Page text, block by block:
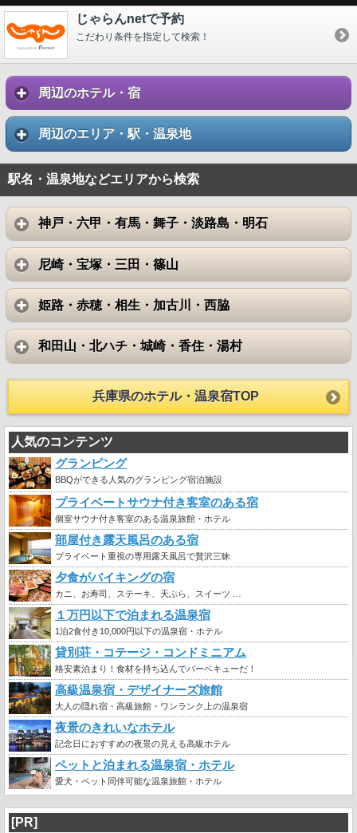
じゃらんnetで予約
こだわり条件を指定して検索！
周辺のホテル・宿
周辺のエリア・駅・温泉地
駅名・温泉地などエリアから検索
神戸・六甲・有馬・舞子・淡路島・明石
尼崎・宝塚・三田・篠山
姫路・赤穂・相生・加古川・西脇
和田山・北ハチ・城崎・香住・湯村
兵庫県のホテル・温泉宿TOP
人気のコンテンツ
グランピング
BBQができる人気のグランピング宿泊施設
プライベートサウナ付き客室のある宿
個室サウナ付き客室のある温泉旅館・ホテル
部屋付き露天風呂のある宿
プライベート重視の専用露天風呂で贅沢三昧
夕食がバイキングの宿
カニ、お寿司、ステーキ、天ぷら、スイーツ …
１万円以下で泊まれる温泉宿
1泊2食付き10,000円以下の温泉宿・ホテル
貸別荘・コテージ・コンドミニアム
格安素泊まり！食材を持ち込んでバーベキューだ！
高級温泉宿・デザイナーズ旅館
大人の隠れ宿・高級旅館・ワンランク上の温泉宿
夜景のきれいなホテル
記念日におすすめの夜景の見える高級ホテル
ペットと泊まれる温泉宿・ホテル
愛犬・ペット同伴可能な温泉旅館・ホテル
[PR]